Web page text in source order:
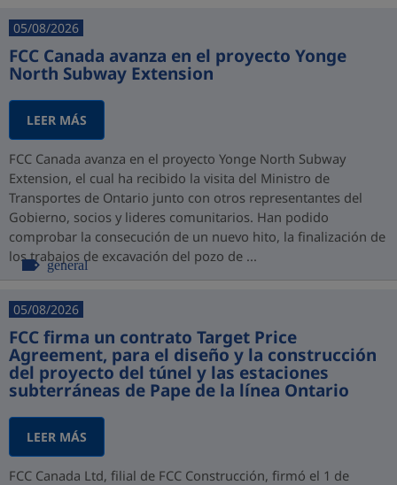
05/08/2026
FCC Canada avanza en el proyecto Yonge
North Subway Extension
LEER MÁS
FCC Canada avanza en el proyecto Yonge North Subway
Extension, el cual ha recibido la visita del Ministro de
Transportes de Ontario junto con otros representantes del
Gobierno, socios y lideres comunitarios. Han podido
comprobar la consecución de un nuevo hito, la finalización de
los trabajos de excavación del pozo de ...
general
05/08/2026
FCC firma un contrato Target Price
Agreement, para el diseño y la construcción
del proyecto del túnel y las estaciones
subterráneas de Pape de la línea Ontario
LEER MÁS
FCC Canada Ltd, filial de FCC Construcción, firmó el 1 de